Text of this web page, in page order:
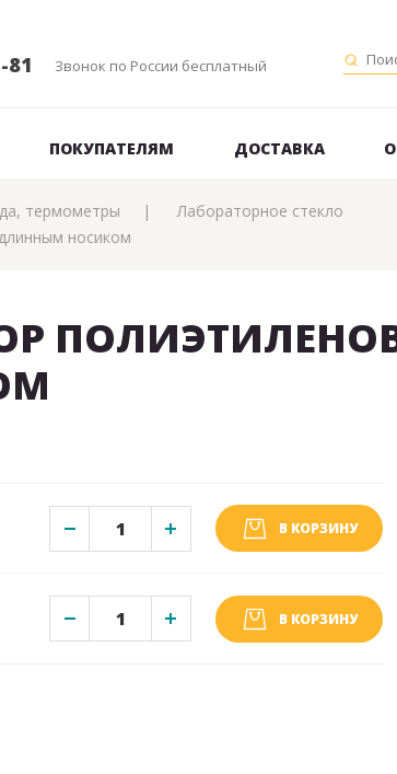
81 Звонок по России бесплатный
ПОКУПАТЕЛЯМ ДОСТАВКА
термометры
Лабораторное стекло
носиком
В КОРЗИНУ
В КОРЗИНУ